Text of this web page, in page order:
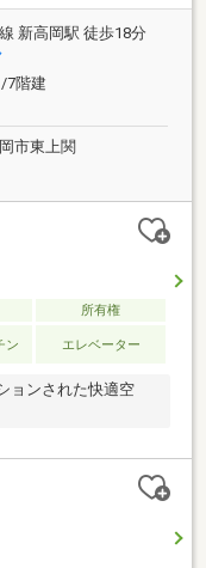
新高岡駅 徒歩18分
7階建
市東上関
所有権
ン エレベーター
ョンされた快適空